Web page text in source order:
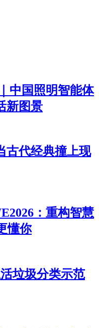
中国照明智能体
新图景
古代经典撞上现
：重构智慧
懂你
垃圾分类示范